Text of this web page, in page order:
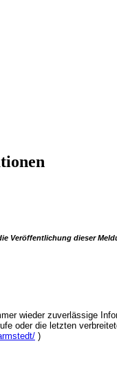
dieser
wieder zuverlässige
oder die letzten
)